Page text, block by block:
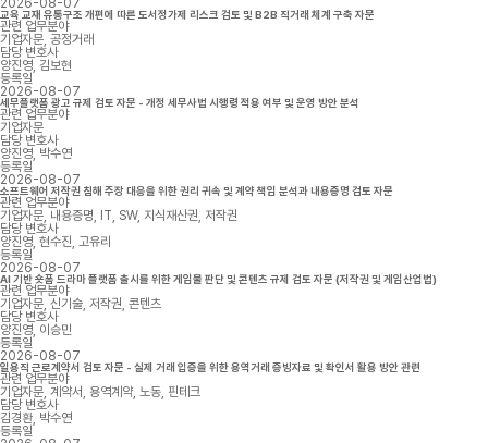
2026-08-07
교육 교재 유통구조 개편에 따른 도서정가제 리스크 검토 및 B2B 직거래 체계 구축 자문
관련 업무분야
기업자문, 공정거래
담당 변호사
양진영, 김보현
등록일
2026-08-07
세무플랫폼 광고 규제 검토 자문 - 개정 세무사법 시행령 적용 여부 및 운영 방안 분석
관련 업무분야
기업자문
담당 변호사
양진영, 박수연
등록일
2026-08-07
소프트웨어 저작권 침해 주장 대응을 위한 권리 귀속 및 계약 책임 분석과 내용증명 검토 자문
관련 업무분야
기업자문, 내용증명, IT, SW, 지식재산권, 저작권
담당 변호사
양진영, 현수진, 고유리
등록일
2026-08-07
AI 기반 숏폼 드라마 플랫폼 출시를 위한 게임물 판단 및 콘텐츠 규제 검토 자문 (저작권 및 게임산업법)
관련 업무분야
기업자문, 신기술, 저작권, 콘텐츠
담당 변호사
양진영, 이승민
등록일
2026-08-07
일용직 근로계약서 검토 자문 - 실제 거래 입증을 위한 용역거래 증빙자료 및 확인서 활용 방안 관련
관련 업무분야
기업자문, 계약서, 용역계약, 노동, 핀테크
담당 변호사
김경환, 박수연
등록일